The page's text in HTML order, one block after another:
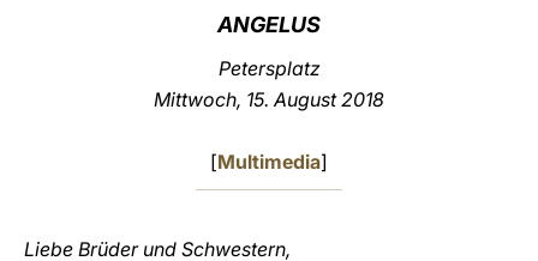
ANGELUS
Petersplatz
Mittwoch, 15. August 2018
[Multimedia]
Liebe Brüder und Schwestern,